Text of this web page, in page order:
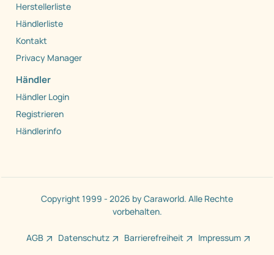
Herstellerliste
Händlerliste
Kontakt
Privacy Manager
Händler
Händler Login
Registrieren
Händlerinfo
Copyright 1999 - 2026 by Caraworld. Alle Rechte
vorbehalten.
AGB Datenschutz Barrierefreiheit Impressum